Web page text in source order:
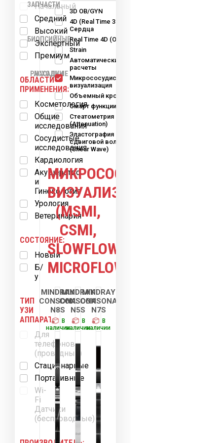
ЗАПЧАСТИ
БИОПСИЙНЫЕ
НАСАДКИ
РАСХОДНЫЕ
МАТЕРИАЛЫ
3D OB/GYN
4D (Real Time 3D)
Сердца
Real Time 4D (OB-GYN)
Strain
Автоматические
расчеты
Микрососудистая
визуализация
Объемный кровоток
Смарт функции
Стеатометрия
(Attenuation)
Эластография
сдвиговой волны
(Shear Wave)
Начальный
Средний
Высокий
Экспертный
Премиум
ОБЛАСТИ
ПРИМЕНЕНИЯ:
Косметология
Общие
исследования
Сосудистые
исследования
Кардиология
Акушерство
и
Гинекология
Урология
Ветеринария
СОСТОЯНИЕ:
Новый
Б/
у
ТИП
УЗИ
АППАРАТА:
Для
телефонов
(проводные)
Стационарные
Портативные
Wi-
Fi
Датчики
(беспроводные)
МИКРОСОСУДИСТАЯ
ВИЗУАЛИЗАЦИЯ
(MSMI,
CSMI,
SLOWFLOW,
MICROFLOW)
MINDRAY
CONSONA
N8S
В
наличии
Новинка
MINDRAY
CONSONA
N5S
В
наличии
MINDRAY
CONSONA
N7S
В
наличии